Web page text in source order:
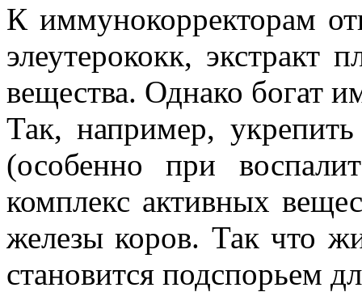
К иммунокорректорам
элеутерококк, экстракт
вещества. Однако богат
Так, например,
(особенно при
комплекс активных
железы коров. Так что
становится подспорьем